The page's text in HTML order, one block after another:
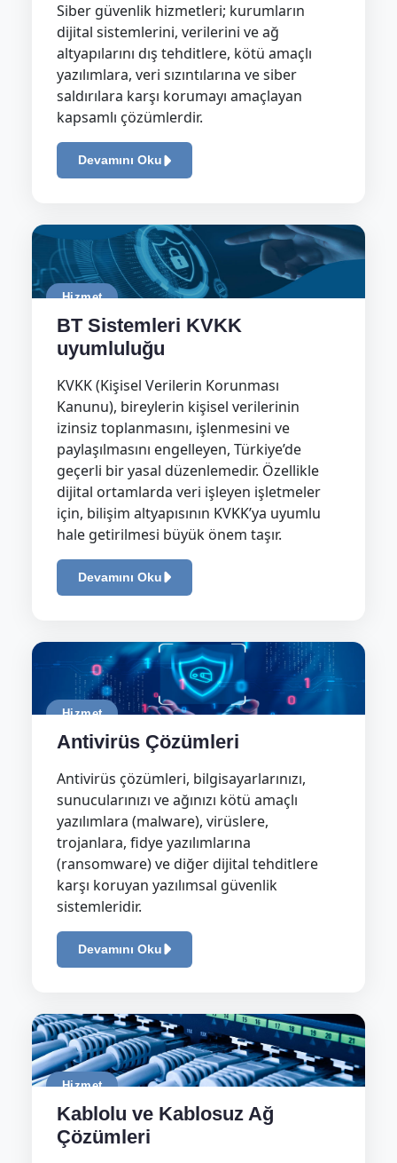
Siber güvenlik hizmetleri; kurumların
dijital sistemlerini, verilerini ve ağ
altyapılarını dış tehditlere, kötü amaçlı
yazılımlara, veri sızıntılarına ve siber
saldırılara karşı korumayı amaçlayan
kapsamlı çözümlerdir.
Devamını Oku
Hizmet
BT Sistemleri KVKK
uyumluluğu
KVKK (Kişisel Verilerin Korunması
Kanunu), bireylerin kişisel verilerinin
izinsiz toplanmasını, işlenmesini ve
paylaşılmasını engelleyen, Türkiye’de
geçerli bir yasal düzenlemedir. Özellikle
dijital ortamlarda veri işleyen işletmeler
için, bilişim altyapısının KVKK’ya uyumlu
hale getirilmesi büyük önem taşır.
Devamını Oku
Hizmet
Antivirüs Çözümleri
Antivirüs çözümleri, bilgisayarlarınızı,
sunucularınızı ve ağınızı kötü amaçlı
yazılımlara (malware), virüslere,
trojanlara, fidye yazılımlarına
(ransomware) ve diğer dijital tehditlere
karşı koruyan yazılımsal güvenlik
sistemleridir.
Devamını Oku
Hizmet
Kablolu ve Kablosuz Ağ
Çözümleri